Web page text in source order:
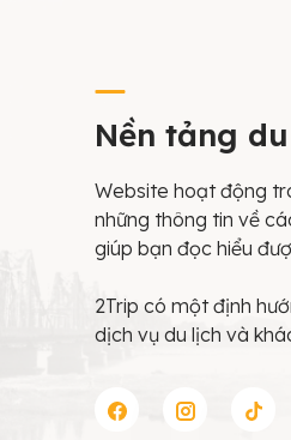
Nền tảng
Website hoạt động
những thông tin về
giúp bạn đọc hiểu
2Trip có một định
dịch vụ du lịch và